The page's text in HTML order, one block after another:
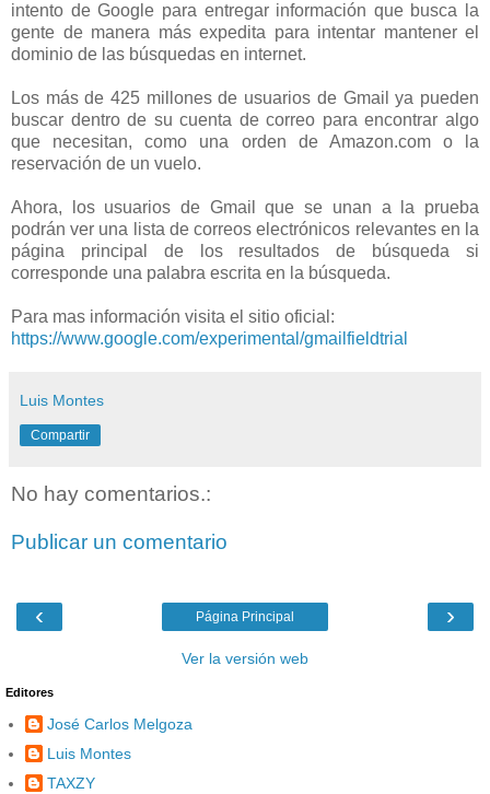
intento de Google para entregar información que busca la
gente de manera más expedita para intentar mantener el
dominio de las búsquedas en internet.
Los más de 425 millones de usuarios de Gmail ya pueden
buscar dentro de su cuenta de correo para encontrar algo
que necesitan, como una orden de Amazon.com o la
reservación de un vuelo.
Ahora, los usuarios de Gmail que se unan a la prueba
podrán ver una lista de correos electrónicos relevantes en la
página principal de los resultados de búsqueda si
corresponde una palabra escrita en la búsqueda.
Para mas información visita el sitio oficial:
https://www.google.com/experimental/gmailfieldtrial
Luis Montes
Compartir
No hay comentarios.:
Publicar un comentario
‹ ›
Página Principal
Ver la versión web
Editores
José Carlos Melgoza
Luis Montes
TAXZY